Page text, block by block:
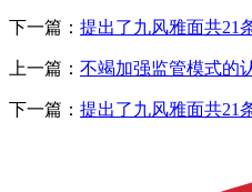
下一篇： 提出了九风雅面共21
上一篇： 不竭加强监管模式的
下一篇： 提出了九风雅面共21